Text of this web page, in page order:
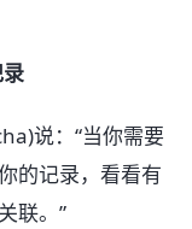
说：“当你需要
的记录，看看有
联。”